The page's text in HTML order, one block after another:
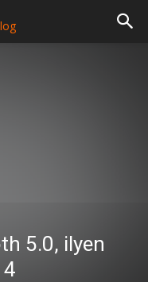
5.0, ilyen